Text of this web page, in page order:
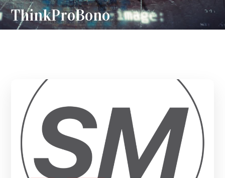
ThinkProBono